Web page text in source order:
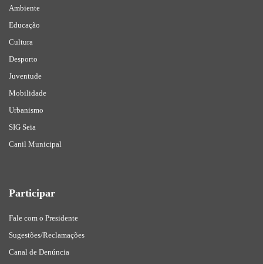
Ambiente
Educação
Cultura
Desporto
Juventude
Mobilidade
Urbanismo
SIG Seia
Canil Municipal
Participar
Fale com o Presidente
Sugestões/Reclamações
Canal de Denúncia